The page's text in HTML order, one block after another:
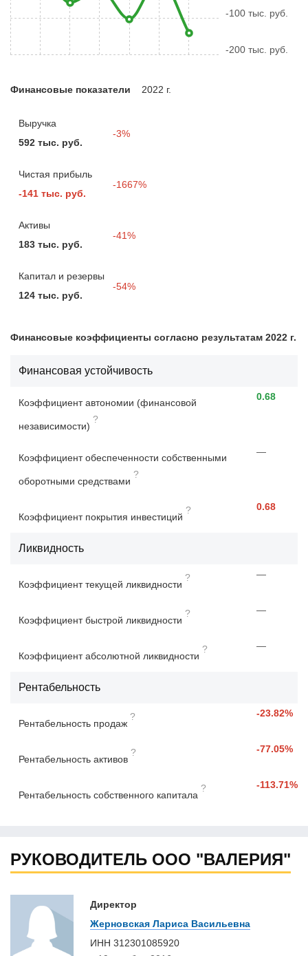
-200 тыс. руб.
-100 тыс. руб.
Финансовые показатели 2022 г.
Выручка
592 тыс. руб.
-3%
Чистая прибыль
-141 тыс. руб.
-1667%
Активы
183 тыс. руб.
-41%
Капитал и резервы
124 тыс. руб.
-54%
Финансовые коэффициенты согласно результатам 2022 г.
Финансовая устойчивость
Коэффициент автономии (финансовой
независимости)
?
0.68
Коэффициент обеспеченности собственными
оборотными средствами
?
—
Коэффициент покрытия инвестиций
? 0.68
Ликвидность
Коэффициент текущей ликвидности
? —
Коэффициент быстрой ликвидности
? —
Коэффициент абсолютной ликвидности
? —
Рентабельность
Рентабельность продаж
? -23.82%
Рентабельность активов
? -77.05%
Рентабельность собственного капитала
? -113.71%
РУКОВОДИТЕЛЬ ООО "ВАЛЕРИЯ"
Директор
Жерновская Лариса Васильевна
ИНН 312301085920